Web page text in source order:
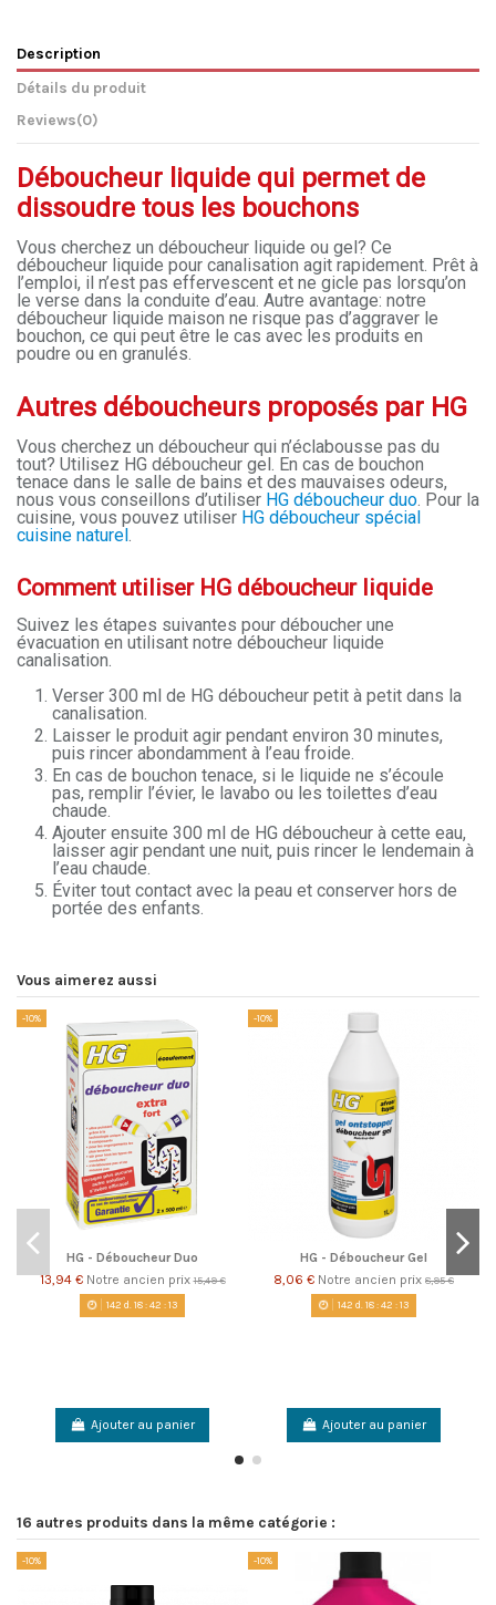
Description
Détails du produit
Reviews(0)
Déboucheur liquide qui permet de
dissoudre tous les bouchons
Vous cherchez un déboucheur liquide ou gel? Ce
déboucheur liquide pour canalisation agit rapidement. Prêt à
l’emploi, il n’est pas effervescent et ne gicle pas lorsqu’on
le verse dans la conduite d’eau. Autre avantage: notre
déboucheur liquide maison ne risque pas d’aggraver le
bouchon, ce qui peut être le cas avec les produits en
poudre ou en granulés.
Autres déboucheurs proposés par HG
Vous cherchez un déboucheur qui n’éclabousse pas du
tout? Utilisez HG déboucheur gel. En cas de bouchon
tenace dans le salle de bains et des mauvaises odeurs,
nous vous conseillons d’utiliser HG déboucheur duo. Pour la
cuisine, vous pouvez utiliser HG déboucheur spécial
cuisine naturel.
Comment utiliser HG déboucheur liquide
Suivez les étapes suivantes pour déboucher une
évacuation en utilisant notre déboucheur liquide
canalisation.
Verser 300 ml de HG déboucheur petit à petit dans la
canalisation.
Laisser le produit agir pendant environ 30 minutes,
puis rincer abondamment à l’eau froide.
En cas de bouchon tenace, si le liquide ne s’écoule
pas, remplir l’évier, le lavabo ou les toilettes d’eau
chaude.
Ajouter ensuite 300 ml de HG déboucheur à cette eau,
laisser agir pendant une nuit, puis rincer le lendemain à
l’eau chaude.
Éviter tout contact avec la peau et conserver hors de
portée des enfants.
Vous aimerez aussi
-10%
HG - Déboucheur Duo
13,94 € Notre ancien prix15,49 €
142 d.18:42 :13
Ajouter au panier
-10%
HG - Déboucheur Gel
8,06 € Notre ancien prix 8,95 €
142 d.18:42 :13
Ajouter au panier
16 autres produits dans la même catégorie :
-10% -10%